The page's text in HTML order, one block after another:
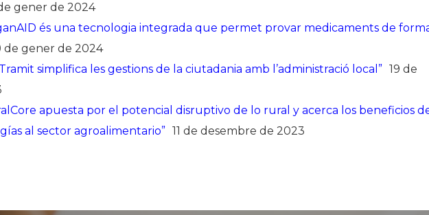
gener de 2024
és una tecnologia integrada que permet provar medicaments de
de gener de 2024
simplifica les gestions de la ciutadania amb l’administració local” 19 de
apuesta por el potencial disruptivo de lo rural y acerca los beneficios
al sector agroalimentario” 11 de desembre de 2023